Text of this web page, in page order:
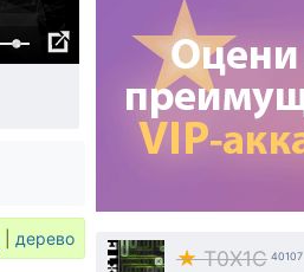
★T0X1C 40107
дерево